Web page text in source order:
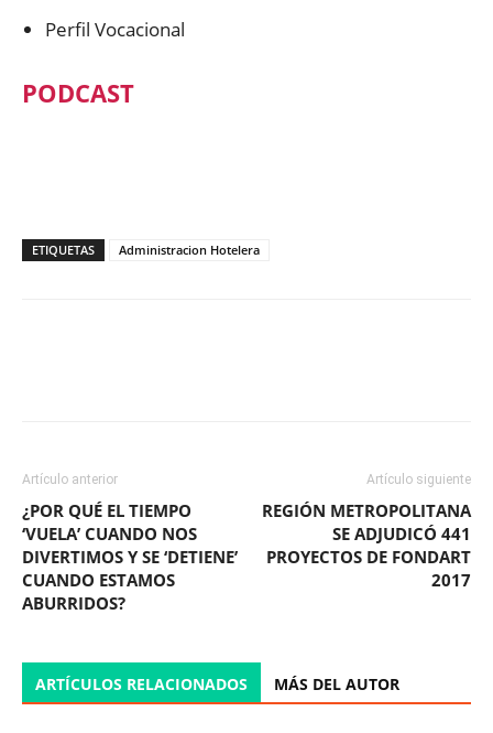
Perfil Vocacional
PODCAST
ETIQUETAS Administracion Hotelera
Artículo anterior
¿POR QUÉ EL TIEMPO
‘VUELA’ CUANDO NOS
DIVERTIMOS Y SE ‘DETIENE’
CUANDO ESTAMOS
ABURRIDOS?
Artículo siguiente
REGIÓN METROPOLITANA
SE ADJUDICÓ 441
PROYECTOS DE FONDART
2017
ARTÍCULOS RELACIONADOS MÁS DEL AUTOR